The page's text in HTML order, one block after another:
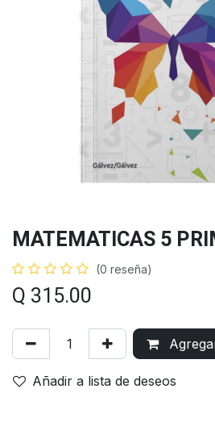
MATEMATICAS 5
(0 reseña)
Q 315.00
Añadir a lista de deseos